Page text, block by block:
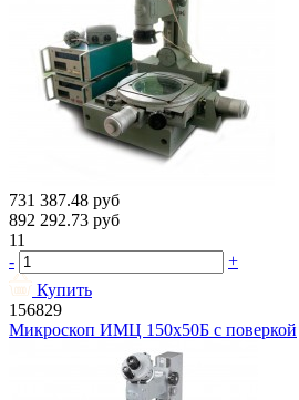
731 387.48 руб
892 292.73 руб
11
-
+
Купить
156829
Микроскоп ИМЦ 150х50Б с поверкой